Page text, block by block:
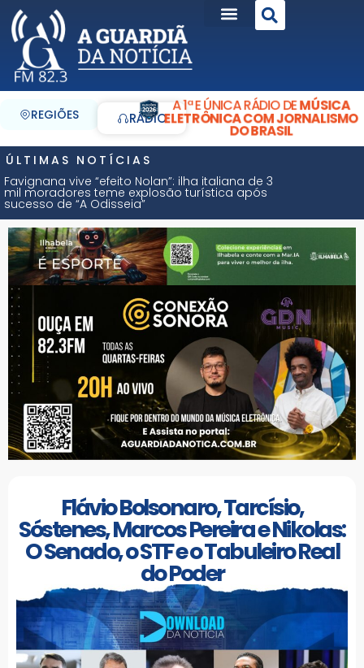
REGIÕES RÁDIO
A 1ª E ÚNICA RÁDIO DEMÚSICA
ELETRÔNICA COM JORNALISMO
DO BRASIL
ÚLTIMAS NOTÍCIAS
Favignana vive “efeito Nolan”: ilha italiana de 3
mil moradores teme explosão turística após
sucesso de “A Odisseia”
Flávio Bolsonaro, Tarcísio,
Sóstenes, Marcos Pereira e Nikolas:
O Senado, o STF e o Tabuleiro Real
do Poder